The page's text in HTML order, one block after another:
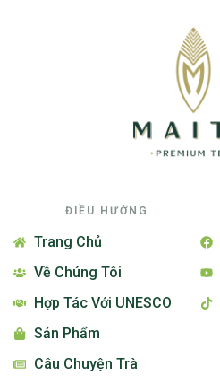
ĐIỀU HƯỚNG
Trang Chủ
Về Chúng Tôi
Hợp Tác Với UNESCO
Sản Phẩm
Câu Chuyện Trà